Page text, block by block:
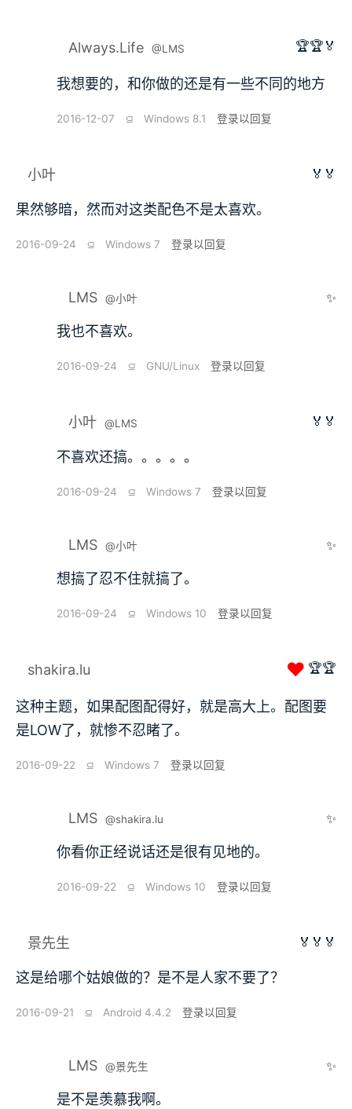
Always.Life @LMS 🏆🏆🏅
我想要的，和你做的还是有一些不同的地方
2016-12-07 ⫑ Windows 8.1 登录以回复
小叶 🏅🏅
果然够暗，然而对这类配色不是太喜欢。
2016-09-24 ⫑ Windows 7 登录以回复
LMS @小叶 ✨
我也不喜欢。
2016-09-24 ⫑ GNU/Linux 登录以回复
小叶 @LMS 🏅🏅
不喜欢还搞。。。。。
2016-09-24 ⫑ Windows 7 登录以回复
LMS @小叶 ✨
想搞了忍不住就搞了。
2016-09-24 ⫑ Windows 10 登录以回复
shakira.lu ❤ 🏆🏆
这种主题，如果配图配得好，就是高大上。配图要
是LOW了，就惨不忍睹了。
2016-09-22 ⫑ Windows 7 登录以回复
LMS @shakira.lu ✨
你看你正经说话还是很有见地的。
2016-09-22 ⫑ Windows 10 登录以回复
景先生 🏅🏅🏅
这是给哪个姑娘做的？是不是人家不要了？
2016-09-21 ⫑ Android 4.4.2 登录以回复
LMS @景先生 ✨
是不是羡慕我啊。